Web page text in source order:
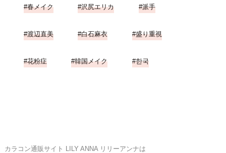
春メイク 沢尻エリカ 派手
渡辺直美 白石麻衣 盛り重視
花粉症 韓国メイク 한국
カラコン通販サイト LILY ANNA リリーアンナは